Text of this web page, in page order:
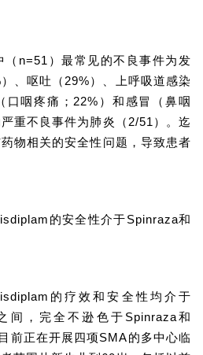
n=51）最常见的不良事件为发
、呕吐（29%）、上呼吸道感染
口咽疼痛； 22%）和感冒（鼻咽
重不良事件为肺炎（2/51）。迄
物相关的安全性问题，导致患者
的安全性介于Spinraza和
的疗效和安全性均介于
间，完全不逊色于Spinraza和
前正在开展四项SMA的多中心临